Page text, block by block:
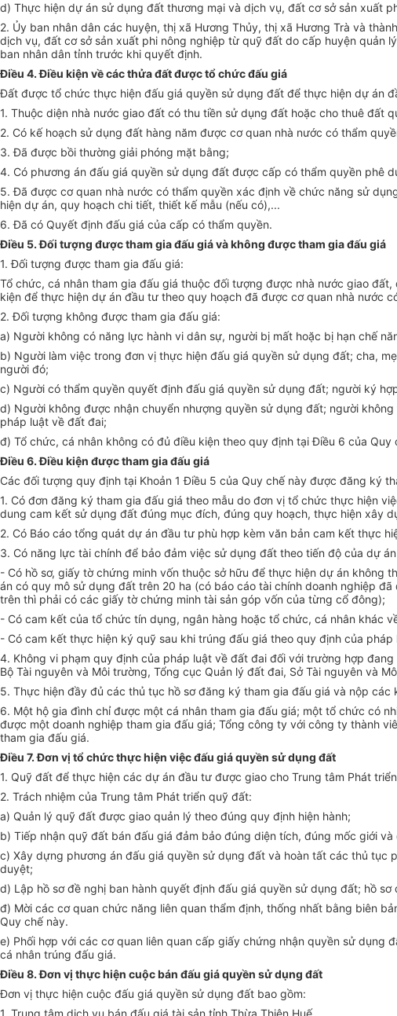
d) Thực hiện dự án sử dụng đất thương mại và dịch vụ, đất cơ sở sản xuất
2. Ủy ban nhân dân các huyện, thị xã Hương Thủy, thị xã Hương Trà và
dịch vụ, đất cơ sở sản xuất phi nông nghiệp từ quỹ đất do cấp huyện quản
ban nhân dân tỉnh trước khi quyết định.
Điều 4. Điều kiện về các thửa đất được tổ chức đấu giá
Đất được tổ chức thực hiện đấu giá quyền sử dụng đất để thực hiện dự án
1. Thuộc diện nhà nước giao đất có thu tiền sử dụng đất hoặc cho thuê đất
2. Có kế hoạch sử dụng đất hàng năm được cơ quan nhà nước có thẩm
3. Đã được bồi thường giải phóng mặt bằng;
4. Có phương án đấu giá quyền sử dụng đất được cấp có thẩm quyền phê
5. Đã được cơ quan nhà nước có thẩm quyền xác định về chức năng sử
hiện dự án, quy hoạch chi tiết, thiết kế mẫu (nếu có),...
6. Đã có Quyết định đấu giá của cấp có thẩm quyền.
Điều 5. Đối tượng được tham gia đấu giá và không được tham gia đấu giá
1. Đối tượng được tham gia đấu giá:
Tổ chức, cá nhân tham gia đấu giá thuộc đối tượng được nhà nước giao
kiện để thực hiện dự án đầu tư theo quy hoạch đã được cơ quan nhà nước
2. Đối tượng không được tham gia đấu giá:
a) Người không có năng lực hành vi dân sự, người bị mất hoặc bị hạn chế
b) Người làm việc trong đơn vị thực hiện đấu giá quyền sử dụng đất; cha,
người đó;
c) Người có thẩm quyền quyết định đấu giá quyền sử dụng đất; người ký
d) Người không được nhận chuyển nhượng quyền sử dụng đất; người
pháp luật về đất đai;
đ) Tổ chức, cá nhân không có đủ điều kiện theo quy định tại Điều 6 của Quy
Điều 6. Điều kiện được tham gia đấu giá
Các đối tượng quy định tại Khoản 1 Điều 5 của Quy chế này được đăng ký
1. Có đơn đăng ký tham gia đấu giá theo mẫu do đơn vị tổ chức thực hiện
dung cam kết sử dụng đất đúng mục đích, đúng quy hoạch, thực hiện xây
2. Có Báo cáo tổng quát dự án đầu tư phù hợp kèm văn bản cam kết thực
3. Có năng lực tài chính để bảo đảm việc sử dụng đất theo tiến độ của dự
- Có hồ sơ, giấy tờ chứng minh vốn thuộc sở hữu để thực hiện dự án
án có quy mô sử dụng đất trên 20 ha (có báo cáo tài chính doanh nghiệp
trên thì phải có các giấy tờ chứng minh tài sản góp vốn của từng cổ đông);
- Có cam kết của tổ chức tín dụng, ngân hàng hoặc tổ chức, cá nhân khác
- Có cam kết thực hiện ký quỹ sau khi trúng đấu giá theo quy định của pháp
4. Không vi phạm quy định của pháp luật về đất đai đối với trường hợp đang
Bộ Tài nguyên và Môi trường, Tổng cục Quản lý đất đai, Sở Tài nguyên và
5. Thực hiện đầy đủ các thủ tục hồ sơ đăng ký tham gia đấu giá và nộp
6. Một hộ gia đình chỉ được một cá nhân tham gia đấu giá; một tổ chức có
được một doanh nghiệp tham gia đấu giá; Tổng công ty với công ty thành
tham gia đấu giá.
Điều 7. Đơn vị tổ chức thực hiện việc đấu giá quyền sử dụng đất
1. Quỹ đất để thực hiện các dự án đầu tư được giao cho Trung tâm Phát
2. Trách nhiệm của Trung tâm Phát triển quỹ đất:
a) Quản lý quỹ đất được giao quản lý theo đúng quy định hiện hành;
b) Tiếp nhận quỹ đất bán đấu giá đảm bảo đúng diện tích, đúng mốc giới
c) Xây dựng phương án đấu giá quyền sử dụng đất và hoàn tất các thủ tục
duyệt;
d) Lập hồ sơ đề nghị ban hành quyết định đấu giá quyền sử dụng đất; hồ
đ) Mời các cơ quan chức năng liên quan thẩm định, thống nhất bằng biên
Quy chế này.
e) Phối hợp với các cơ quan liên quan cấp giấy chứng nhận quyền sử
cá nhân trúng đấu giá.
Điều 8. Đơn vị thực hiện cuộc bán đấu giá quyền sử dụng đất
Đơn vị thực hiện cuộc đấu giá quyền sử dụng đất bao gồm:
1. Trung tâm dịch vụ bán đấu giá tài sản tỉnh Thừa Thiên Huế.